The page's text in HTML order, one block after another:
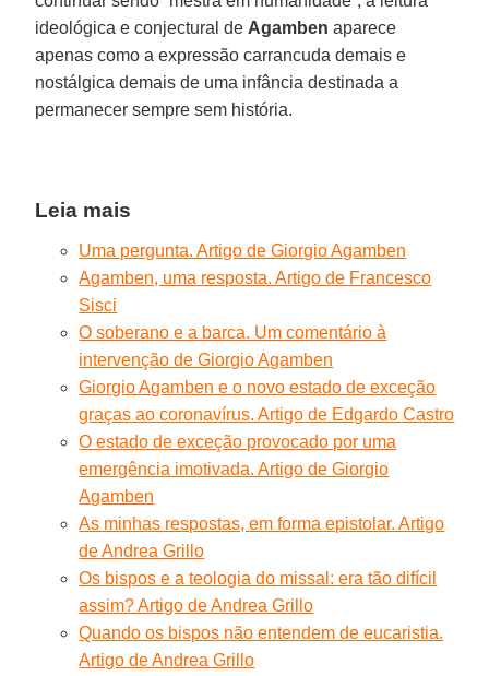
ideológica e conjectural de Agamben aparece
apenas como a expressão carrancuda demais e
nostálgica demais de uma infância destinada a
permanecer sempre sem história.
Leia mais
Uma pergunta. Artigo de Giorgio Agamben
Agamben, uma resposta. Artigo de Francesco
Sisci
O soberano e a barca. Um comentário à
intervenção de Giorgio Agamben
Giorgio Agamben e o novo estado de exceção
graças ao coronavírus. Artigo de Edgardo Castro
O estado de exceção provocado por uma
emergência imotivada. Artigo de Giorgio
Agamben
As minhas respostas, em forma epistolar. Artigo
de Andrea Grillo
Os bispos e a teologia do missal: era tão difícil
assim? Artigo de Andrea Grillo
Quando os bispos não entendem de eucaristia.
Artigo de Andrea Grillo